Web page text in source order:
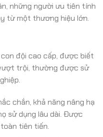
những người ưu tiên tính
từ một thương hiệu lớn.
đội cao cấp, được biết
trội, thường được sử
chắn, khả năng nâng hạ
sử dụng lâu dài. Được
tiên tiến.